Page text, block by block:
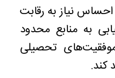
نیاز به رقابت
به منابع محدود
تحصیلی
کند.